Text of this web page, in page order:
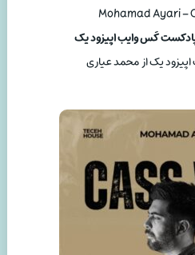
Mohamad Ayari –
کَس وایب اپیزود یک
یک از محمد عیاری